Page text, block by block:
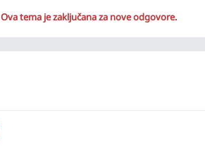
Ova tema je zaključana za nove odgovore.